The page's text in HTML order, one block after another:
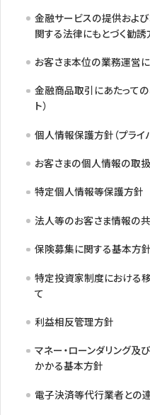
金融サービスの提供およ
関する法律にもとづく勧誘
お客さま本位の業務運営
金融商品取引にあたって
ト）
個人情報保護方針（プライ
お客さまの個人情報の取
特定個人情報等保護方針
法人等のお客さま情報の
保険募集に関する基本方針
特定投資家制度における
て
利益相反管理方針
マネー・ローンダリング
かかる基本方針
電子決済等代行業者との